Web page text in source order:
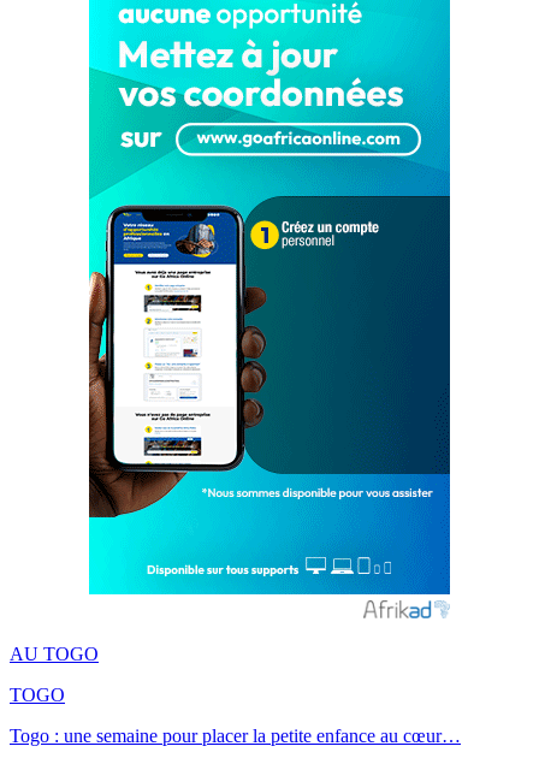
AU TOGO
TOGO
Togo : une semaine pour placer la petite enfance au cœur…